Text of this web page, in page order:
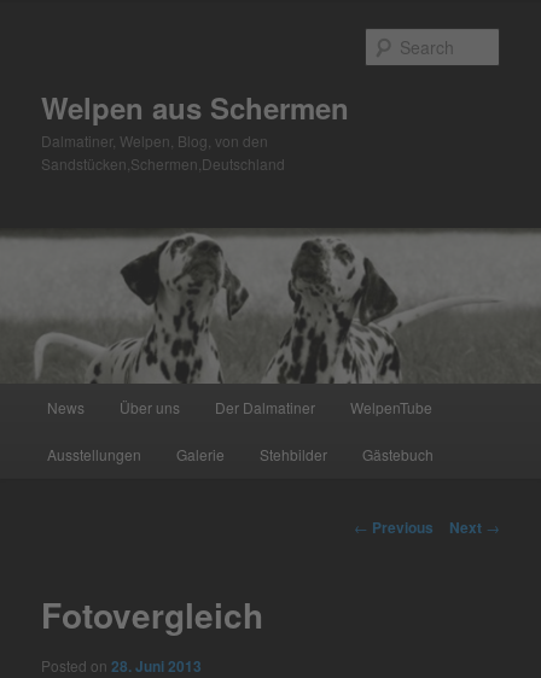
Welpen aus Schermen
Dalmatiner, Welpen, Blog, von den
Sandstücken,Schermen,Deutschland
News Über uns Der Dalmatiner WelpenTube
Ausstellungen Galerie Stehbilder Gästebuch
Post
← Previous Next →
Fotovergleich
Posted on28. Juni 2013